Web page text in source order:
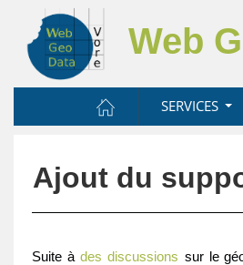
Web
SERVICES
Ajout du
Suite à des discussions sur le